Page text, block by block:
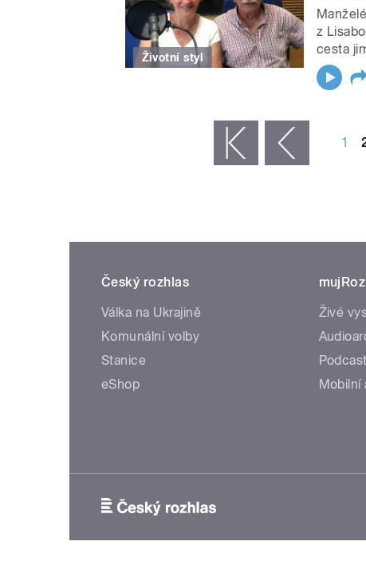
Životní styl
z
cesta
‹ předchozí 1
Český rozhlas
Válka na Ukrajině
Komunální volby
Stanice
eShop
Živé
Mobilní